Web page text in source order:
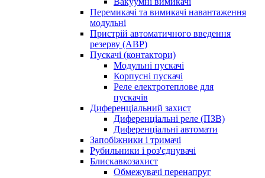
Перемикачі та вимикачі навантаження
модульні
Пристрій автоматичного введення
резерву (АВР)
Пускачі (контактори)
Модульні пускачі
Корпусні пускачі
Реле електротеплове для
пускачів
Диференціальний захист
Диференціальні реле (ПЗВ)
Диференціальні автомати
Запобіжники і тримачі
Рубильники і роз'єднувачі
Блискавкозахист
Обмежувачі перенапруг